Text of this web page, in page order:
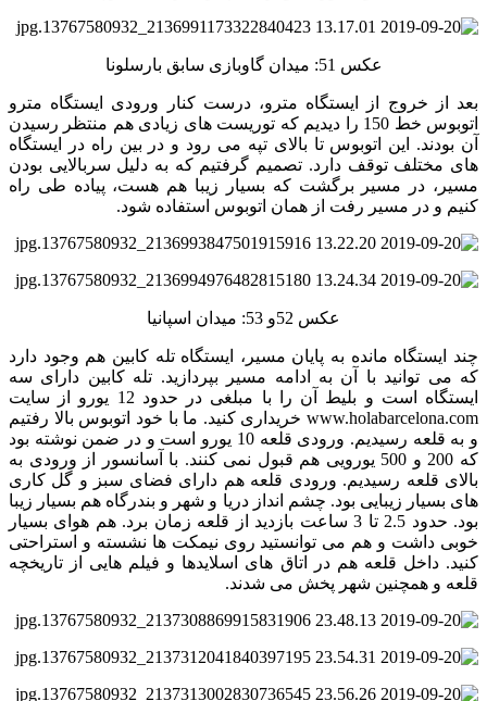
عکس 51: میدان گاوبازی سابق بارسلونا
بعد از خروج از ایستگاه مترو، درست کنار ورودی ایستگاه مترو
اتوبوس خط 150 را دیدیم که توریست های زیادی هم منتظر رسیدن
آن بودند. این اتوبوس تا بالای تپه می رود و در بین راه در ایستگاه
های مختلف توقف دارد. تصمیم گرفتیم که به دلیل سربالایی بودن
مسیر، در مسیر برگشت که بسیار زیبا هم هست، پیاده طی راه
کنیم و در مسیر رفت از همان اتوبوس استفاده شود.
عکس 52و 53: میدان اسپانیا
چند ایستگاه مانده به پایان مسیر، ایستگاه تله کابین هم وجود دارد
که می توانید با آن به ادامه مسیر بپردازید. تله کابین دارای سه
ایستگاه است و بلیط آن را با مبلغی در حدود 12 یورو از سایت
www.holabarcelona.com خریداری کنید. ما با خود اتوبوس بالا رفتیم
و به قلعه رسیدیم. ورودی قلعه 10 یورو است و در ضمن نوشته بود
که 200 و 500 یورویی هم قبول نمی کنند. با آسانسور از ورودی به
بالای قلعه رسیدیم. ورودی قلعه هم دارای فضای سبز و گل کاری
های بسیار زیبایی بود. چشم انداز دریا و شهر و بندرگاه هم بسیار زیبا
بود. حدود 2.5 تا 3 ساعت بازدید از قلعه زمان برد. هم هوای بسیار
خوبی داشت و هم می توانستید روی نیمکت ها نشسته و استراحتی
کنید. داخل قلعه هم در اتاق های اسلایدها و فیلم هایی از تاریخچه
قلعه و همچنین شهر پخش می شدند.